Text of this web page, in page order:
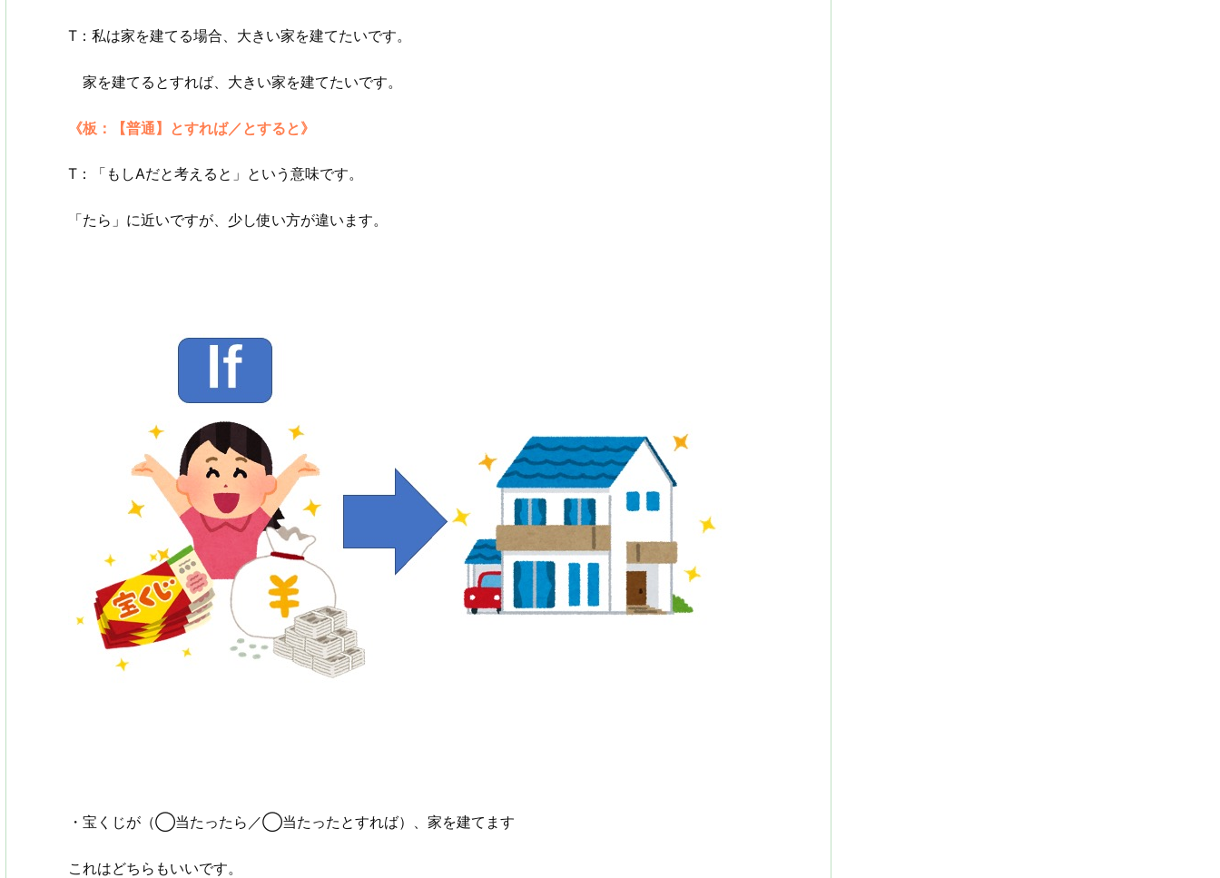
T：私は家を建てる場合、大きい家を建てたいです。
家を建てるとすれば、大きい家を建てたいです。
《板：【普通】とすれば／とすると》
T：「もしAだと考えると」という意味です。
「たら」に近いですが、少し使い方が違います。
・宝くじが（◯当たったら／◯当たったとすれば）、家を建てます
これはどちらもいいです。